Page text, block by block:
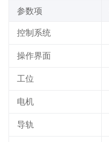
‌参数项‌
控制系统
操作界面
工位
电机
导轨